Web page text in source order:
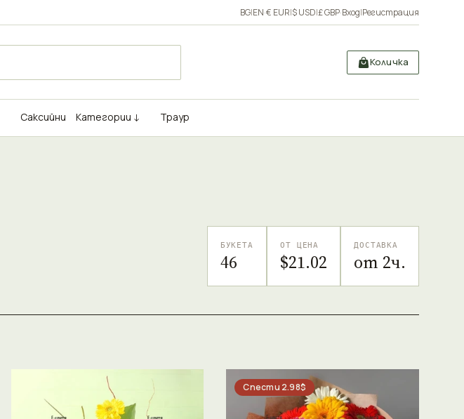
BG|EN·€ EUR|$ USD|£ GBP·Вход|Регистрация
Количка
Саксийни Категории ↓ Траур
БУКЕТА
46
ОТ ЦЕНА
$21.02
ДОСТАВКА
от 2ч.
Спести 2.98$